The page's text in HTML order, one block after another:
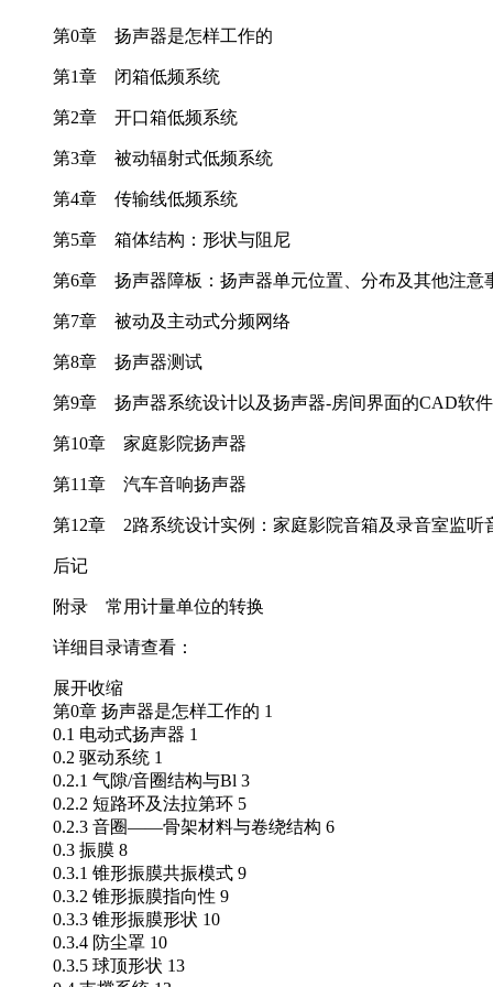
第0章 扬声器是怎样工作的
第1章 闭箱低频系统
第2章 开口箱低频系统
第3章 被动辐射式低频系统
第4章 传输线低频系统
第5章 箱体结构：形状与阻尼
第6章 扬声器障板：扬声器单元位置、分布及其他注意
第7章 被动及主动式分频网络
第8章 扬声器测试
第9章 扬声器系统设计以及扬声器-房间界面的CAD软件
第10章 家庭影院扬声器
第11章 汽车音响扬声器
第12章 2路系统设计实例：家庭影院音箱及录音室监听
后记
附录 常用计量单位的转换
详细目录请查看：
展开收缩
第0章 扬声器是怎样工作的 1
0.1 电动式扬声器 1
0.2 驱动系统 1
0.2.1 气隙/音圈结构与Bl 3
0.2.2 短路环及法拉第环 5
0.2.3 音圈——骨架材料与卷绕结构 6
0.3 振膜 8
0.3.1 锥形振膜共振模式 9
0.3.2 锥形振膜指向性 9
0.3.3 锥形振膜形状 10
0.3.4 防尘罩 10
0.3.5 球顶形状 13